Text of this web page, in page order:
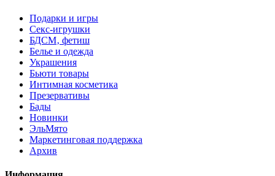
Подарки и игры
Секс-игрушки
БДСМ‚ фетиш
Белье и одежда
Украшения
Бьюти товары
Интимная косметика
Презервативы
Бады
Новинки
ЭльМято
Маркетинговая поддержка
Архив